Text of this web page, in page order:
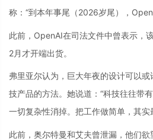
称：“到本年事尾（2026岁尾），
此前，OpenAI在司法文件中曾表示，
2月才开端出货。
弗里亚尔认为，巨大年夜的设计可以
技产品的方法。她说道：“科技往往带
一切复杂性消掉。把工作做简单，其实
此前，奥尔特曼和艾夫曾泄漏，他们